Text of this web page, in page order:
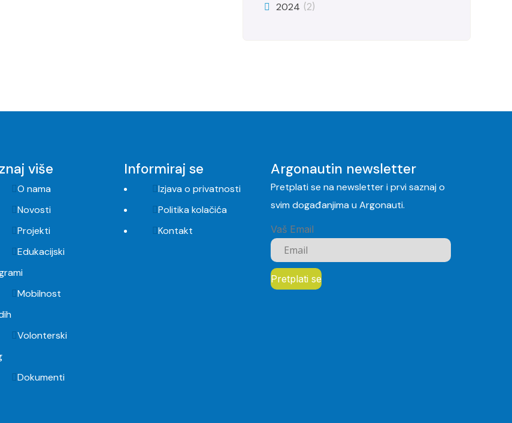
2024 (2)
više
O nama
Novosti
Projekti
Edukacijski
Mobilnost
Volonterski
Dokumenti
Informiraj se
Izjava o privatnosti
Politika kolačića
Kontakt
Argonautin newsletter
Pretplati se na newsletter i prvi saznaj o
svim događanjima u Argonauti.
Vaš Email